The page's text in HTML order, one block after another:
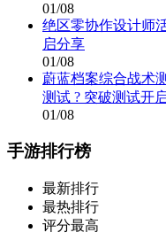
01/08
绝区零协作设计师
启分享
01/08
蔚蓝档案综合战术
测试 ? 突破测试开
01/08
手游排行榜
最新排行
最热排行
评分最高